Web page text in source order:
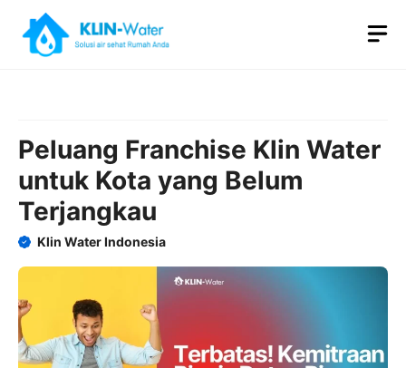
content
Peluang Franchise Klin Water
untuk Kota yang Belum
Terjangkau
Klin Water Indonesia